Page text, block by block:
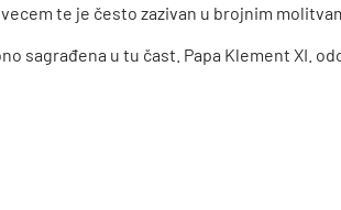
te je često zazivan u brojnim
sagrađena u tu čast. Papa Klement XI.